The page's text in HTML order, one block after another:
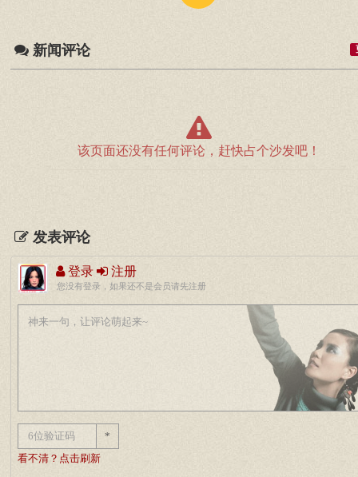
新闻评论
该页面还没有任何评论，赶快占个沙发吧！
发表评论
登录 注册
您没有登录，如果还不是会员请先注册
*
看不清？点击刷新